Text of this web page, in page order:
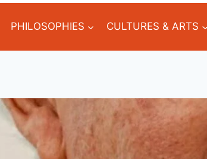
PHILOSOPHIES CULTURES & ARTS